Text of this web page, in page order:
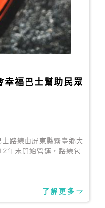
幸福巴士幫助民眾
路線由屏東縣霧臺鄉大
年末開始營運，路線包
了解更多